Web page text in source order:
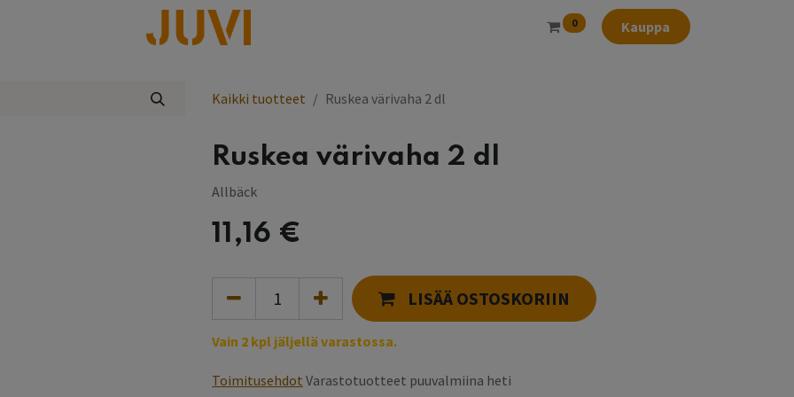
0 Kauppa
Kaikki tuotteet Ruskea värivaha 2 dl
Ruskea värivaha 2 dl
Allbäck
11,16 €
LISÄÄ OSTOSKORIIN
Vain 2 kpl jäljellä varastossa.
Toimitusehdot Varastotuotteet puuvalmiina heti